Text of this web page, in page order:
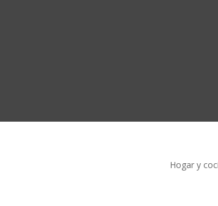
Hogar y